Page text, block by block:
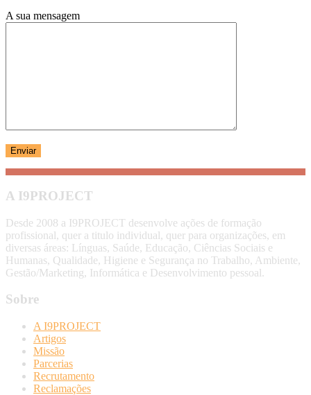
A sua mensagem
A I9PROJECT
Desde 2008 a I9PROJECT desenvolve ações de formação
profissional, quer a titulo individual, quer para organizações, em
diversas áreas: Línguas, Saúde, Educação, Ciências Sociais e
Humanas, Qualidade, Higiene e Segurança no Trabalho, Ambiente,
Gestão/Marketing, Informática e Desenvolvimento pessoal.
Sobre
A I9PROJECT
Artigos
Missão
Parcerias
Recrutamento
Reclamações